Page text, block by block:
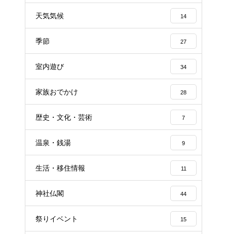
天気気候 14
季節 27
室内遊び 34
家族おでかけ 28
歴史・文化・芸術 7
温泉・銭湯 9
生活・移住情報 11
神社仏閣 44
祭りイベント 15